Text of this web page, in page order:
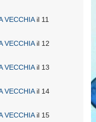
VECCHIAil 11
VECCHIAil 12
VECCHIAil 13
VECCHIAil 14
VECCHIAil 15